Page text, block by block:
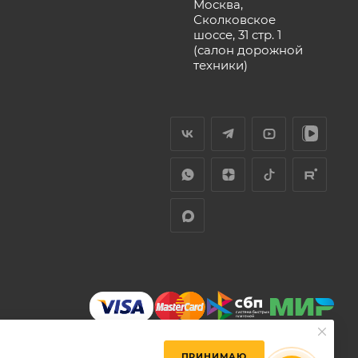
Москва,
Сколковское
шоссе, 31 стр. 1
(салон дорожной
техники)